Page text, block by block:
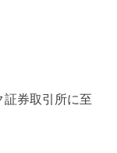
証券取引所に至